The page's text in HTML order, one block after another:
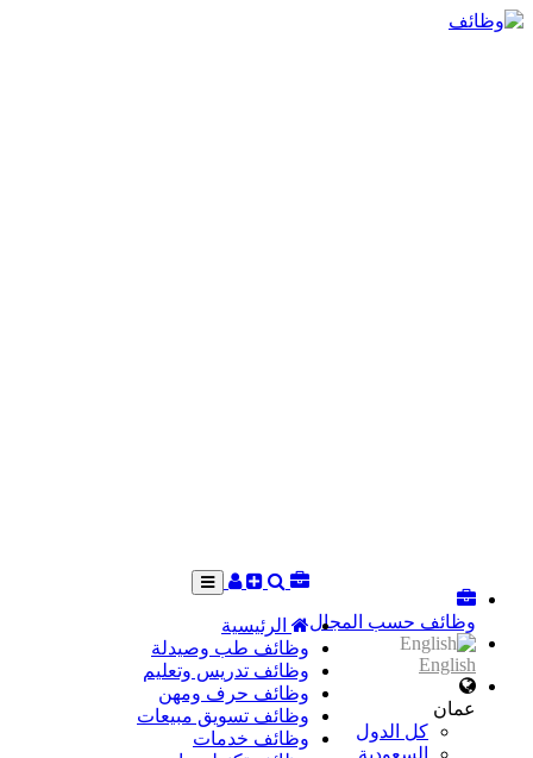
وظائف حسب المجال
English
عمان
كل الدول
السعودية
الرئيسية
وظائف طب وصيدلة
وظائف تدريس وتعليم
وظائف حرف ومهن
وظائف تسويق مبيعات
وظائف خدمات